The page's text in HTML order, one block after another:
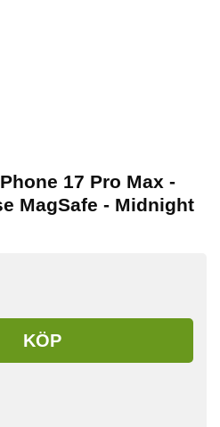
17 Pro Max -
MagSafe - Midnight
KÖP